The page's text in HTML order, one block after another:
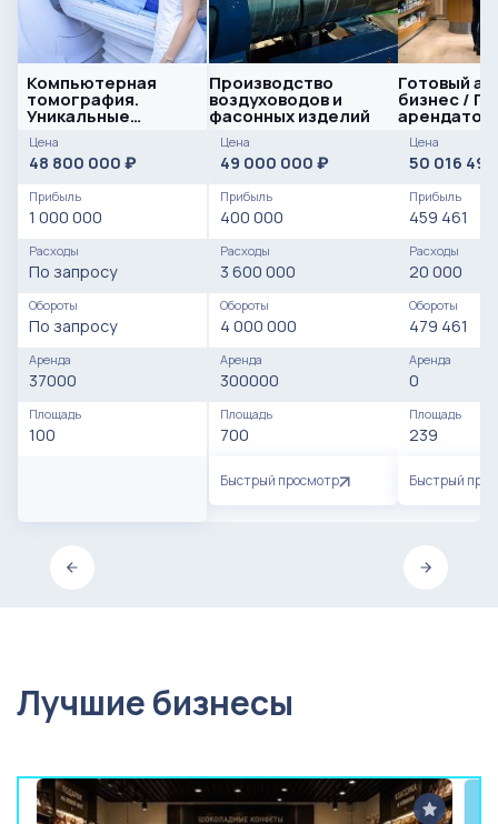
Компьютерная
томография.
Уникальные
условия работы
Цена
48 800 000 ₽
Прибыль
1 000 000
Расходы
По запросу
Обороты
По запросу
Аренда
37000
Площадь
100
Производство
воздуховодов и
фасонных изделий
Цена
49 000 000 ₽
Прибыль
400 000
Расходы
3 600 000
Обороты
4 000 000
Аренда
300000
Площадь
700
Быстрый просмотр
Готовый
бизнес /
арендатор
Цена
50 016 492
Прибыль
459 461
Расходы
20 000
Обороты
479 461
Аренда
0
Площадь
239
Быстрый
Лучшие бизнесы